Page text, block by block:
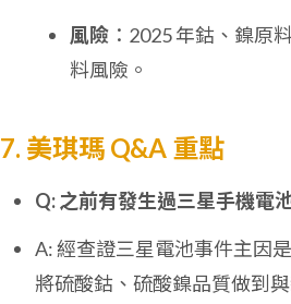
風險 ：2025 年鈷、鎳原
料風險。
7. 美琪瑪 Q&A 重點
Q: 之前有發生過三星手機電
A: 經查證三星電池事件主因
將硫酸鈷、硫酸鎳品質做到